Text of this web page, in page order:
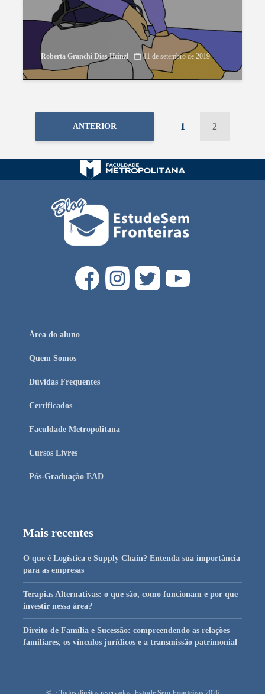
Roberta Granchi Dias Heinzl 11 de setembro de 2019
ANTERIOR 1 2
Área do aluno
Quem Somos
Dúvidas Frequentes
Certificados
Faculdade Metropolitana
Cursos Livres
Pós-Graduação EAD
Mais recentes
O que é Logística e Supply Chain? Entenda sua importância
para as empresas
Terapias Alternativas: o que são, como funcionam e por que
investir nessa área?
Direito de Família e Sucessão: compreendendo as relações
familiares, os vínculos jurídicos e a transmissão patrimonial